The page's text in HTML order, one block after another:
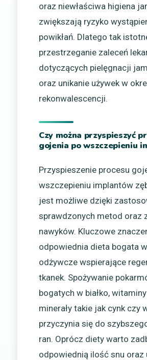
oraz niewłaściwa higiena
zwiększają ryzyko
powikłań. Dlatego tak
przestrzeganie zaleceń
dotyczących pielęgnacji
oraz unikanie używek w
rekonwalescencji.
Czy można przyspieszyć
gojenia po wszczepieniu
Przyspieszenie procesu
wszczepieniu implantów
jest możliwe dzięki
sprawdzonych metod oraz
nawyków. Kluczowe
odpowiednia dieta bogata
odżywcze wspierające
tkanek. Spożywanie
bogatych w białko,
minerały takie jak cynk czy
przyczynia się do
ran. Oprócz diety warto
odpowiednią ilość snu oraz